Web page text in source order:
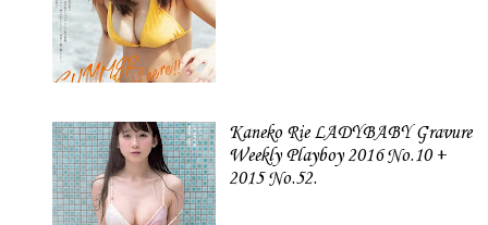
Kaneko Rie LADYBABY Gravure
Weekly Playboy 2016 No.10 +
2015 No.52.